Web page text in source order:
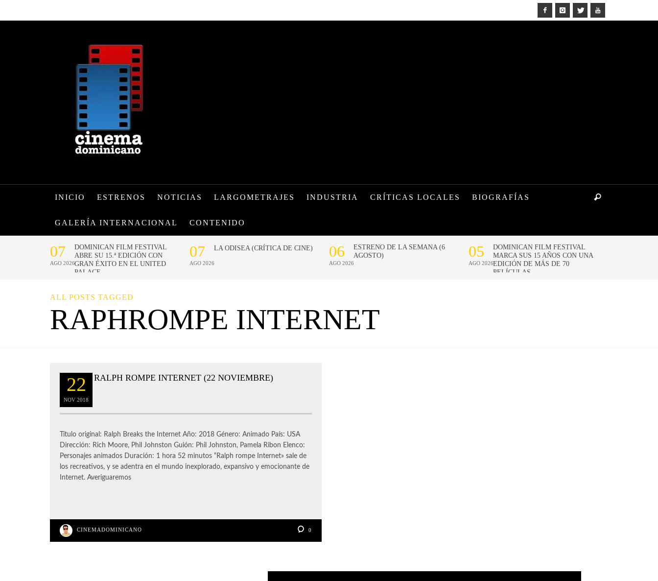
INICIO ESTRENOS NOTICIAS LARGOMETRAJES INDUSTRIA CRÍTICAS LOCALES BIOGRAFÍAS
GALERÍA INTERNACIONAL CONTENIDO
ALL POSTS TAGGED
RAPHROMPE INTERNET
22
NOV 2018
RALPH ROMPE INTERNET (22 NOVIEMBRE)
Título original: Ralph Breaks the Internet Año: 2018 Género: Animado País: USA
Dirección: Rich Moore, Phil Johnston Guión: Phil Johnston, Pamela Ribon Elenco:
Personajes animados Duración: 1 hora 52 minutos “Ralph rompe Internet» sale de
los recreativos, y se adentra en el mundo inexplorado, expansivo y emocionante de
Internet. Averiguaremos
CINEMADOMINICANO 0